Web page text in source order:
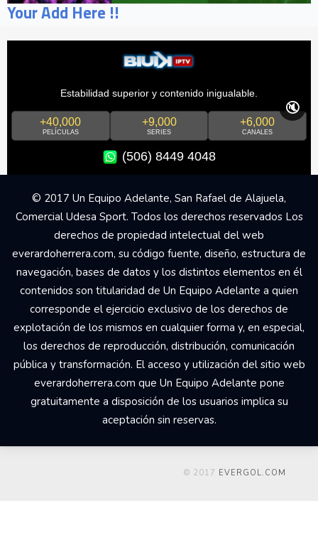
Your Add Here !!
Estabilidad superior y contenido inigualable.
+40,000
PELÍCULAS
+9,000
SERIES
+6,000
CANALES
(506) 8449 4048
🔇
© 2017 Un Equipo Adelante, San Rafael de Alajuela,
Comercial Udesa Sport. Todos los derechos reservados Los
derechos de propiedad intelectual del web
everardoherrera.com, su código fuente, diseño, estructura de
navegación, bases de datos y los distintos elementos en él
contenidos son titularidad de Un Equipo Adelante a quien
corresponde el ejercicio exclusivo de los derechos de
explotación de los mismos en cualquier forma y, en especial,
los derechos de reproducción, distribución, comunicación
pública y transformación. El acceso y utilización del sitio web
everardoherrera.com que Un Equipo Adelante pone
gratuitamente a disposición de los usuarios implica su
aceptación sin reservas.
© 2017 EVERGOL.COM